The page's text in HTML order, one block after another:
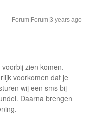
Forum|Forum|3 years ago
zien komen.
voorkomen dat je
wij een sms bij
Daarna brengen